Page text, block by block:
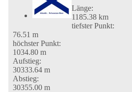
Länge:
1185.38 km
tiefster Punkt:
76.51 m
höchster Punkt:
1034.80 m
Aufstieg:
30333.64 m
Abstieg:
30355.00 m